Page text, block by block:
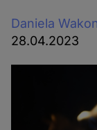
Daniela
28.04.2023